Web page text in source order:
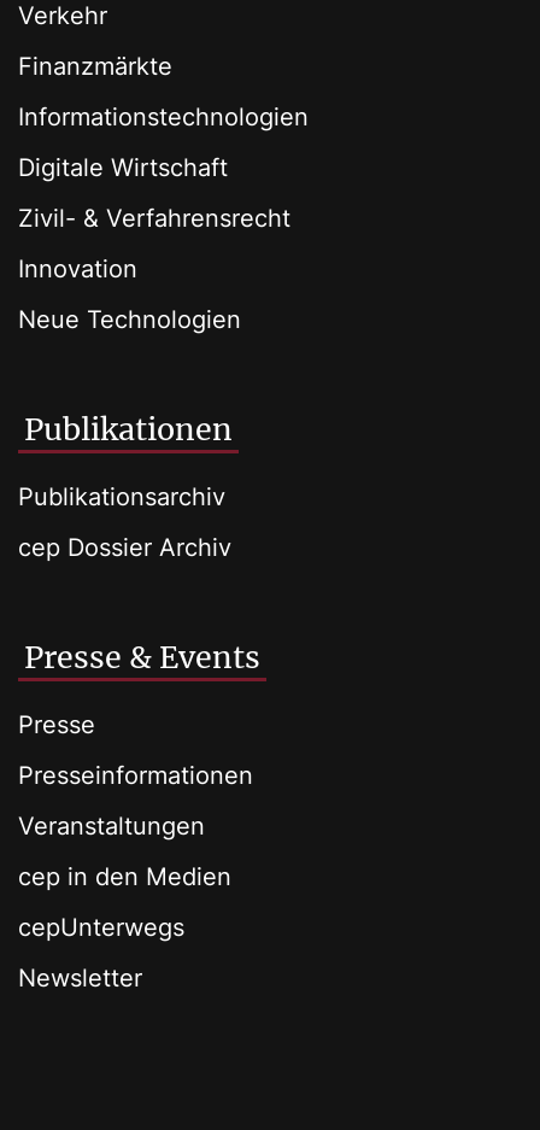
Verkehr
Finanzmärkte
Informationstechnologien
Digitale Wirtschaft
Zivil- & Verfahrensrecht
Innovation
Neue Technologien
Publikationen
Publikationsarchiv
cep Dossier Archiv
Presse & Events
Presse
Presseinformationen
Veranstaltungen
cep in den Medien
cepUnterwegs
Newsletter